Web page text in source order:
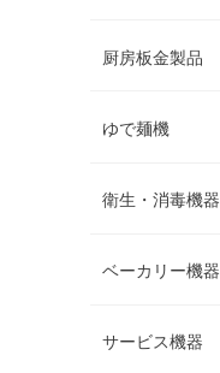
厨房板金製品
ゆで麺機
衛生・消毒機器
ベーカリー機器
サービス機器